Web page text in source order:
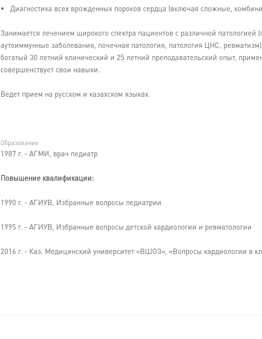
Диагностика всех врожденных пороков сердца (включая сложные,
Занимается лечением широкого спектра пациентов с различной патологией
аутоиммунные заболевания, почечная патология, патология ЦНС,
богатый 30 летний клинический и 25 летний преподавательский опыт,
совершенствует свои навыки.
Ведет прием на русском и казахском языках.
Образование
1987 г. - АГМИ, врач педиатр
Повышение квалификации:
1990 г. - АГИУВ, Избранные вопросы педиатрии
1995 г. - АГИУВ, Избранные вопросы детской кардиологии и ревматологии
2016 г. - Каз. Медицинский университет «ВШОЗ», «Вопросы кардиологии в